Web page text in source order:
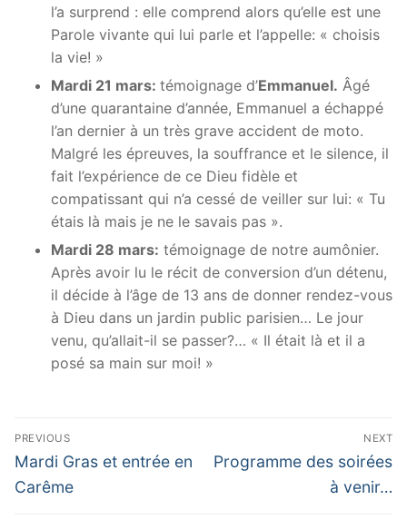
l’a surprend : elle comprend alors qu’elle est une
Parole vivante qui lui parle et l’appelle: « choisis
la vie! »
Mardi 21 mars: témoignage d’Emmanuel. Âgé
d’une quarantaine d’année, Emmanuel a échappé
l’an dernier à un très grave accident de moto.
Malgré les épreuves, la souffrance et le silence, il
fait l’expérience de ce Dieu fidèle et
compatissant qui n’a cessé de veiller sur lui: « Tu
étais là mais je ne le savais pas ».
Mardi 28 mars: témoignage de notre aumônier.
Après avoir lu le récit de conversion d’un détenu,
il décide à l’âge de 13 ans de donner rendez-vous
à Dieu dans un jardin public parisien… Le jour
venu, qu’allait-il se passer?… « Il était là et il a
posé sa main sur moi! »
Navigation
de
l’article
PREVIOUS
Previous
post:
Mardi Gras et entrée en
Carême
NEXT
Next
Programme des soirées
à venir…